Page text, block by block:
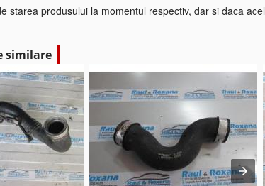
starea produsului la momentul respectiv, dar si daca acel
similare